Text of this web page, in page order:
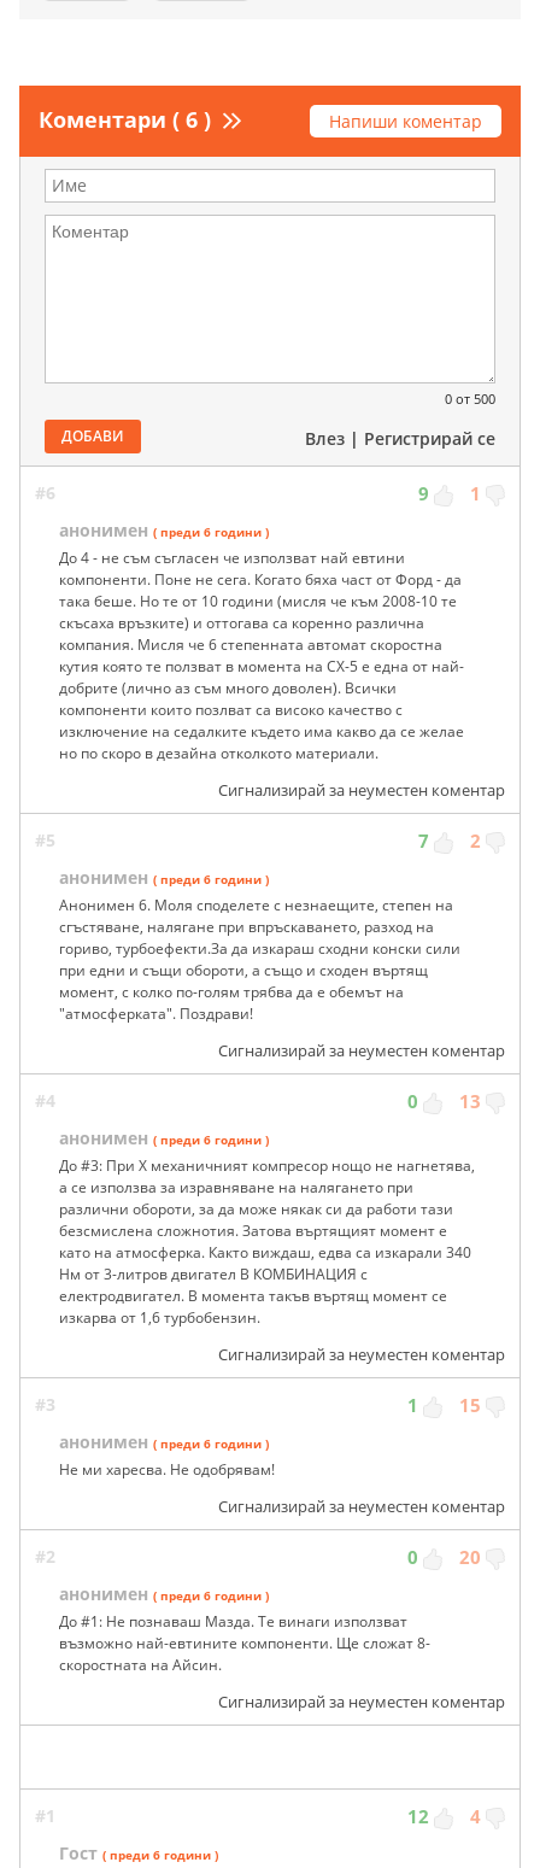
Коментари ( 6 ) Напиши коментар
0 от 500
ДОБАВИ Влез | Регистрирай се
#6 9 1
анонимен ( преди 6 години )
До 4 - не съм съгласен че използват най евтини
компоненти. Поне не сега. Когато бяха част от Форд - да
така беше. Но те от 10 години (мисля че към 2008-10 те
скъсаха връзките) и оттогава са коренно различна
компания. Мисля че 6 степенната автомат скоростна
кутия която те ползват в момента на СХ-5 е една от най-
добрите (лично аз съм много доволен). Всички
компоненти които позлват са високо качество с
изключение на седалките където има какво да се желае
но по скоро в дезайна отколкото материали.
Сигнализирай за неуместен коментар
#5 7 2
анонимен ( преди 6 години )
Анонимен 6. Моля споделете с незнаещите, степен на
сгъстяване, налягане при впръскаването, разход на
гориво, турбоефекти.За да изкараш сходни конски сили
при едни и същи обороти, а също и сходен въртящ
момент, с колко по-голям трябва да е обемът на
"атмосферката". Поздрави!
Сигнализирай за неуместен коментар
#4 0 13
анонимен ( преди 6 години )
До #3: При X механичният компресор нощо не нагнетява,
а се използва за изравняване на налягането при
различни обороти, за да може някак си да работи тази
безсмислена сложнотия. Затова въртящият момент е
като на атмосферка. Както виждаш, едва са изкарали 340
Нм от 3-литров двигател В КОМБИНАЦИЯ с
електродвигател. В момента такъв въртящ момент се
изкарва от 1,6 турбобензин.
Сигнализирай за неуместен коментар
#3 1 15
анонимен ( преди 6 години )
Не ми харесва. Не одобрявам!
Сигнализирай за неуместен коментар
#2 0 20
анонимен ( преди 6 години )
До #1: Не познаваш Мазда. Те винаги използват
възможно най-евтините компоненти. Ще сложат 8-
скоростната на Айсин.
Сигнализирай за неуместен коментар
#1 12 4
Гост ( преди 6 години )